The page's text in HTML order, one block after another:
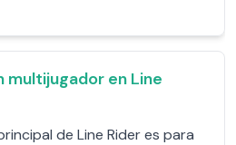
multijugador en Line
de Line Rider es para